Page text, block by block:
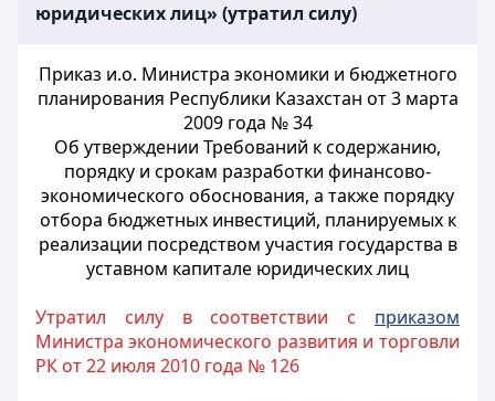
юридических лиц» (утратил силу)
Приказ и.о. Министра экономики и бюджетного
планирования Республики Казахстан от 3 марта
2009 года № 34
Об утверждении Требований к содержанию,
порядку и срокам разработки финансово-
экономического обоснования, а также порядку
отбора бюджетных инвестиций, планируемых к
реализации посредством участия государства в
уставном капитале юридических лиц
Утратил силу в соответствии с приказом
Министра экономического развития и торговли
РК от 22 июля 2010 года № 126